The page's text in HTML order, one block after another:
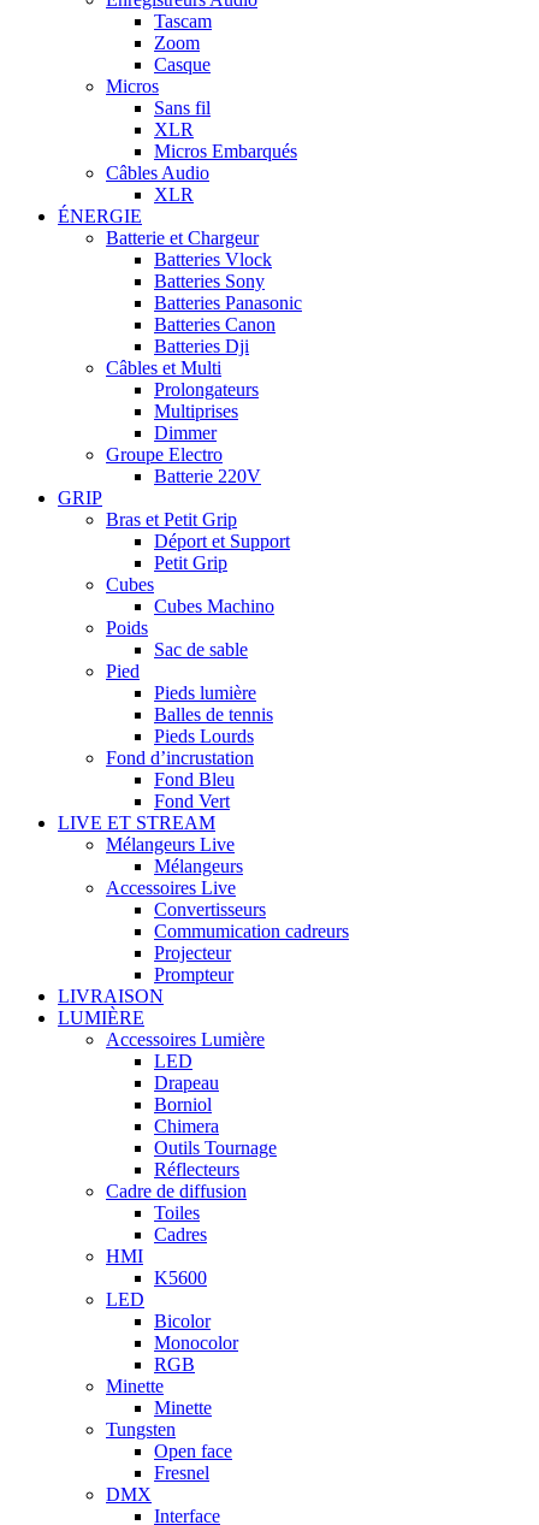
Tascam
Zoom
Casque
Micros
Sans fil
XLR
Micros Embarqués
Câbles Audio
XLR
ÉNERGIE
Batterie et Chargeur
Batteries Vlock
Batteries Sony
Batteries Panasonic
Batteries Canon
Batteries Dji
Câbles et Multi
Prolongateurs
Multiprises
Dimmer
Groupe Electro
Batterie 220V
GRIP
Bras et Petit Grip
Déport et Support
Petit Grip
Cubes
Cubes Machino
Poids
Sac de sable
Pied
Pieds lumière
Balles de tennis
Pieds Lourds
Fond d’incrustation
Fond Bleu
Fond Vert
LIVE ET STREAM
Mélangeurs Live
Mélangeurs
Accessoires Live
Convertisseurs
Commumication cadreurs
Projecteur
Prompteur
LIVRAISON
LUMIÈRE
Accessoires Lumière
LED
Drapeau
Borniol
Chimera
Outils Tournage
Réflecteurs
Cadre de diffusion
Toiles
Cadres
HMI
K5600
LED
Bicolor
Monocolor
RGB
Minette
Minette
Tungsten
Open face
Fresnel
DMX
Interface